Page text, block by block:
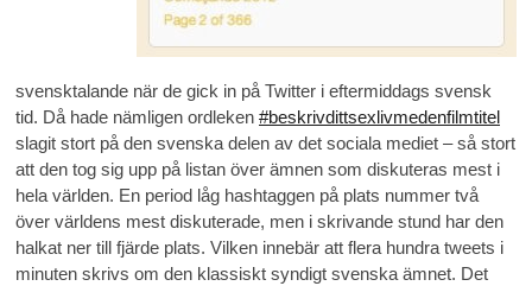
svensktalande när de gick in på Twitter i eftermiddags svensk
tid. Då hade nämligen ordleken #beskrivdittsexlivmedenfilmtitel
slagit stort på den svenska delen av det sociala mediet – så stort
att den tog sig upp på listan över ämnen som diskuteras mest i
hela världen. En period låg hashtaggen på plats nummer två
över världens mest diskuterade, men i skrivande stund har den
halkat ner till fjärde plats. Vilken innebär att flera hundra tweets i
minuten skrivs om den klassiskt syndigt svenska ämnet. Det